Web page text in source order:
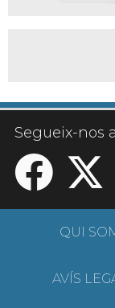
Segueix-nos
QUI
AVÍS